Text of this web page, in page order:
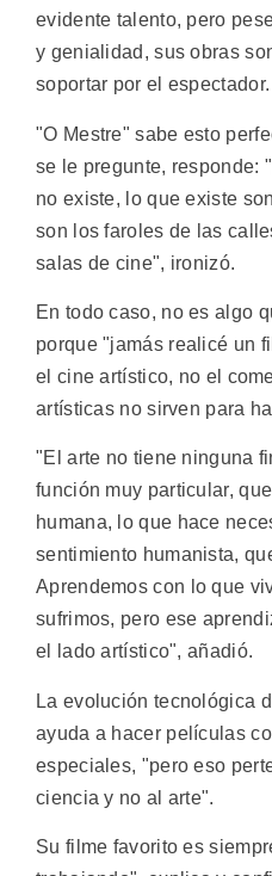
evidente talento, pero
y genialidad, sus obras
soportar por el espectador.
"O Mestre" sabe esto
se le pregunte, responde:
no existe, lo que existe
son los faroles de las
salas de cine", ironizó.
En todo caso, no es algo
porque "jamás realicé un
el cine artístico, no el
artísticas no sirven para
"El arte no tiene ninguna
función muy particular,
humana, lo que hace
sentimiento humanista,
Aprendemos con lo que
sufrimos, pero ese
el lado artístico", añadió.
La evolución tecnológica
ayuda a hacer películas
especiales, "pero eso
ciencia y no al arte".
Su filme favorito es